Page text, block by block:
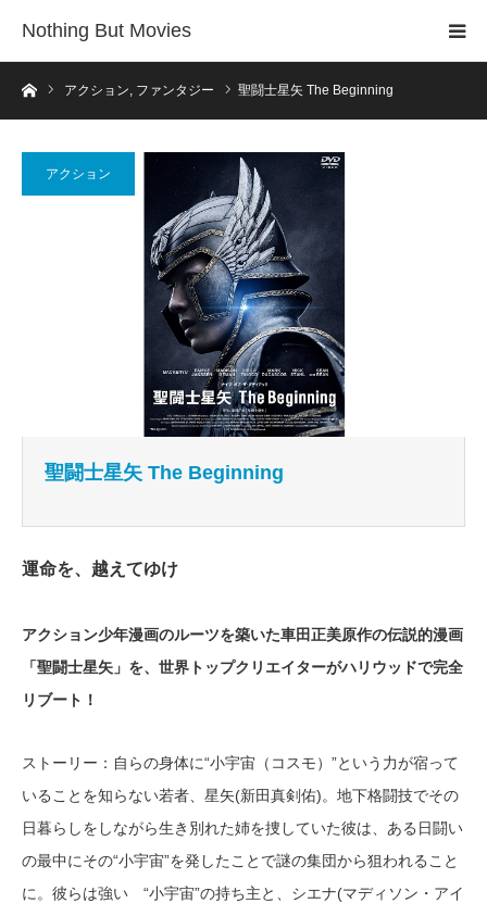
Nothing But Movies
ホームアクション, ファンタジー 聖闘士星矢 The Beginning
アクション
聖闘士星矢 The Beginning
運命を、越えてゆけ
アクション少年漫画のルーツを築いた車田正美原作の伝説的漫画
「聖闘士星矢」を、世界トップクリエイターがハリウッドで完全
リブート！
ストーリー：自らの身体に“小宇宙（コスモ）”という力が宿って
いることを知らない若者、星矢(新田真剣佑)。地下格闘技でその
日暮らしをしながら生き別れた姉を捜していた彼は、ある日闘い
の最中にその“小宇宙”を発したことで謎の集団から狙われること
に。彼らは強い “小宇宙”の持ち主と、シエナ(マディソン・アイ